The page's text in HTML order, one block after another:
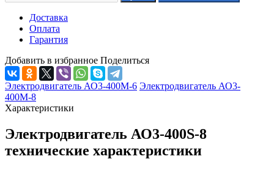
Доставка
Оплата
Гарантия
Добавить в избранное Поделиться
Электродвигатель АО3-400М-6 Электродвигатель АО3-
400М-8
Характеристики
Электродвигатель АО3-400S-8
технические характеристики